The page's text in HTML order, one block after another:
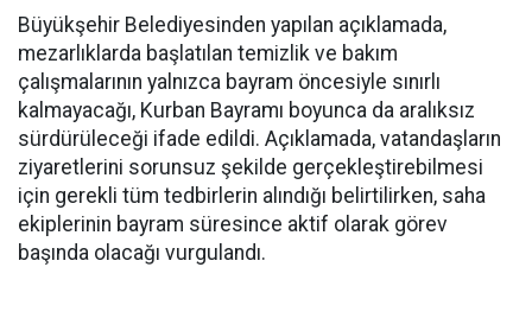
Büyükşehir Belediyesinden yapılan açıklamada,
mezarlıklarda başlatılan temizlik ve bakım
çalışmalarının yalnızca bayram öncesiyle sınırlı
kalmayacağı, Kurban Bayramı boyunca da aralıksız
sürdürüleceği ifade edildi. Açıklamada, vatandaşların
ziyaretlerini sorunsuz şekilde gerçekleştirebilmesi
için gerekli tüm tedbirlerin alındığı belirtilirken, saha
ekiplerinin bayram süresince aktif olarak görev
başında olacağı vurgulandı.